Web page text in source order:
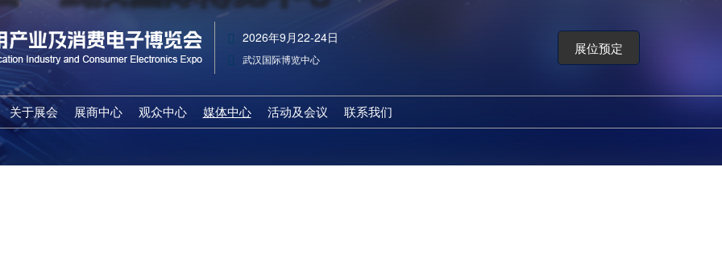
2026年9月22-24日
武汉国际博览中心
展位预定
关于展会
收费标准
展商中心
展馆布局
观众中心
推荐展商
媒体中心
合作媒体
活动及会议
活动及会议
联系我们